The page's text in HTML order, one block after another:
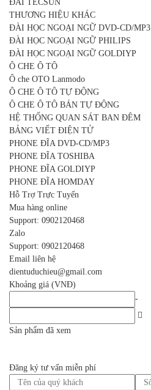
ĐÀI TECSUN
THƯƠNG HIỆU KHÁC
ĐÀI HỌC NGOẠI NGỮ DVD-CD/MP3
ĐÀI HỌC NGOẠI NGỮ PHILIPS
ĐÀI HỌC NGOẠI NGỮ GOLDIYP
Ô CHE Ô TÔ
Ô che OTO Lanmodo
Ô CHE Ô TÔ TỰ ĐỘNG
Ô CHE Ô TÔ BÁN TỰ ĐỘNG
HỆ THỐNG QUAN SÁT BAN ĐÊM
BẢNG VIẾT ĐIỆN TỬ
PHONE ĐĨA DVD-CD/MP3
PHONE ĐĨA TOSHIBA
PHONE ĐĨA GOLDIYP
PHONE ĐĨA HOMDAY
Hỗ Trợ Trực Tuyến
Mua hàng online
Support: 0902120468
Zalo
Support: 0902120468
Email liên hệ
dientuduchieu@gmail.com
Khoảng giá (VNĐ)
-
Sản phẩm đã xem
Đăng ký tư vấn miễn phí